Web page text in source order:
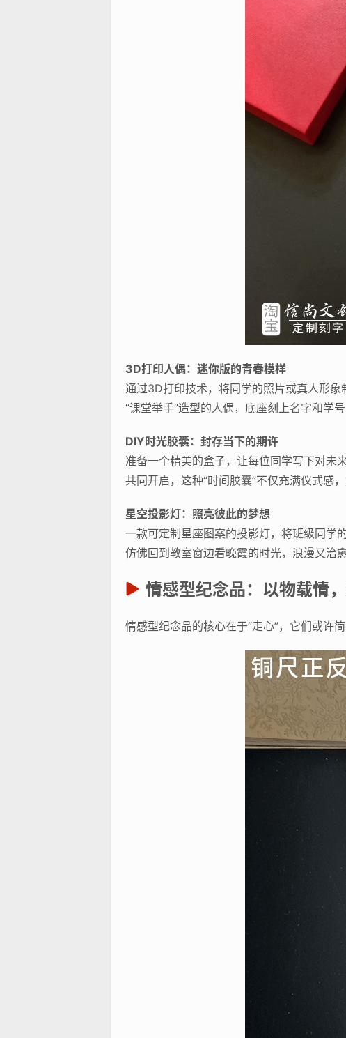
3D打印人偶：迷你版的青春模样
通过3D打印技术，将同学的照片或真人形
“课堂举手”造型的人偶，底座刻上名字和学
DIY时光胶囊：封存当下的期许
准备一个精美的盒子，让每位同学写下对未
共同开启，这种“时间胶囊”不仅充满仪式感
星空投影灯：照亮彼此的梦想
一款可定制星座图案的投影灯，将班级同学
仿佛回到教室窗边看晚霞的时光，浪漫又治愈
情感型纪念品：以物载情
情感型纪念品的核心在于“走心”，它们或许